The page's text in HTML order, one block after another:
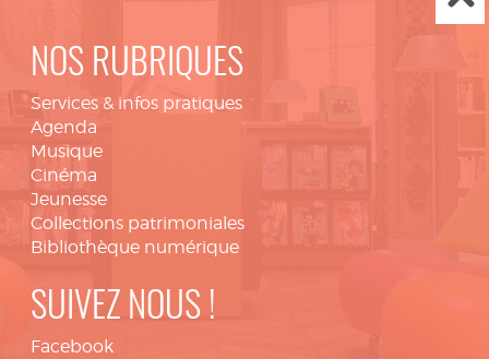
NOS RUBRIQUES
Services & infos pratiques
Agenda
Musique
Cinéma
Jeunesse
Collections patrimoniales
Bibliothèque numérique
SUIVEZ NOUS !
Facebook